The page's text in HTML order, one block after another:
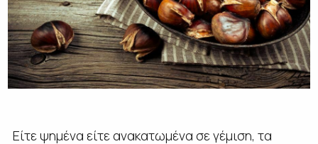
Είτε ψημένα είτε ανακατωμένα σε γέμιση, τα